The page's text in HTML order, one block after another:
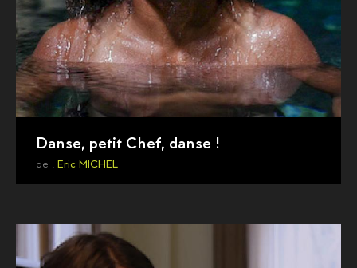
Danse, petit Chef, danse !
de , Eric MICHEL